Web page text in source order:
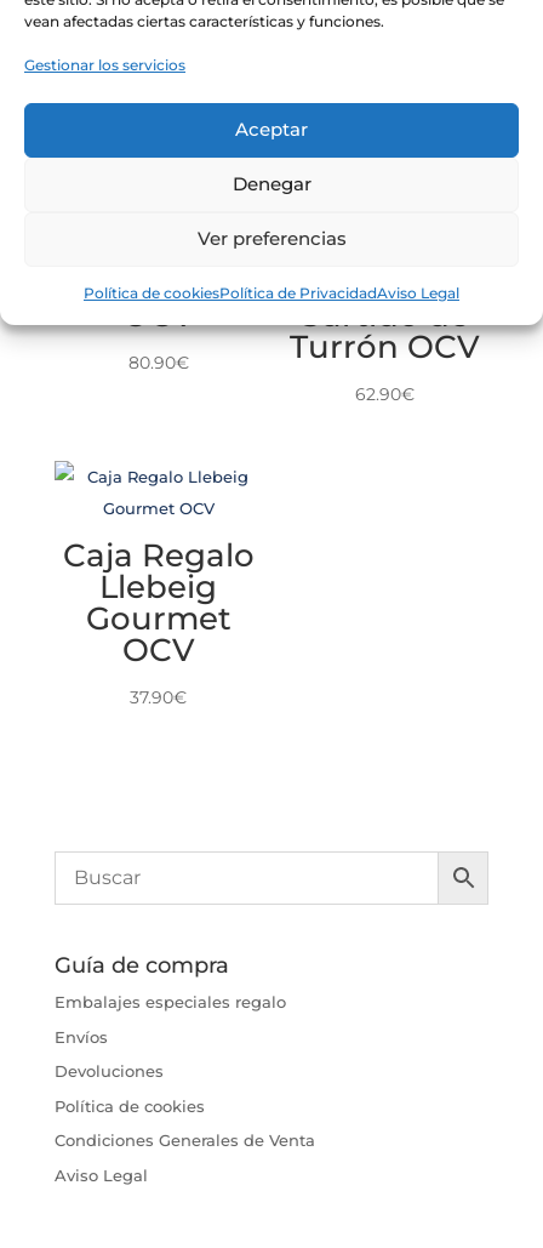
vean afectadas ciertas características y funciones.
Gestionar los servicios
Aceptar
Denegar
Ver preferencias
Política de cookiesPolítica de PrivacidadAviso Legal
mismo importe, avisando previamente al cliente.
Productos relacionados
Capazo
Saborea
OCV
80.90€
Cesta
Surtido de
Turrón OCV
62.90€
Caja Regalo
Llebeig
Gourmet
OCV
37.90€
Guía de compra
Embalajes especiales regalo
Envíos
Devoluciones
Política de cookies
Condiciones Generales de Venta
Aviso Legal